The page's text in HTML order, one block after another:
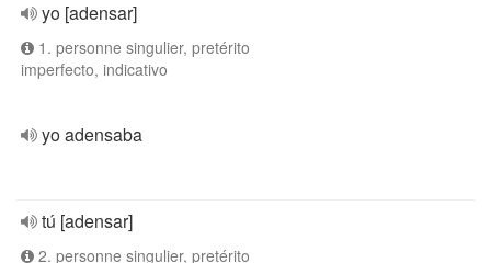
yo [adensar]
1. personne singulier, pretérito
imperfecto, indicativo
yo adensaba
tú [adensar]
2. personne singulier, pretérito